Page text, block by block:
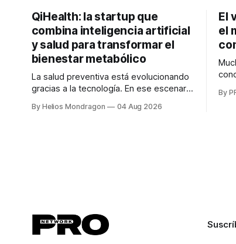
QiHealth: la startup que
combina inteligencia artificial
y salud para transformar el
bienestar metabólico
La salud preventiva está evolucionando
gracias a la tecnología. En ese escenario
desarrolla un ecosistema digital capaz
By Helios Mondragon 04 Aug 2026
El
el
By